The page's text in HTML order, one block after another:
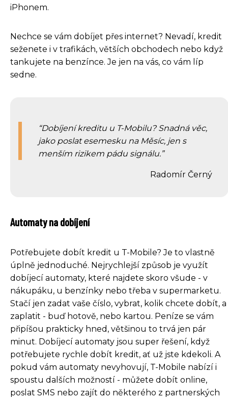
iPhonem.
Nechce se vám dobíjet přes internet? Nevadí, kredit
seženete i v trafikách, větších obchodech nebo když
tankujete na benzínce. Je jen na vás, co vám líp
sedne.
Dobíjení kreditu u T-Mobilu? Snadná věc,
jako poslat esemesku na Měsíc, jen s
menším rizikem pádu signálu.
Radomír Černý
Automaty na dobíjení
Potřebujete dobít kredit u T-Mobile? Je to vlastně
úplně jednoduché. Nejrychlejší způsob je využít
dobíjecí automaty, které najdete skoro všude - v
nákupáku, u benzínky nebo třeba v supermarketu.
Stačí jen zadat vaše číslo, vybrat, kolik chcete dobít, a
zaplatit - buď hotově, nebo kartou. Peníze se vám
připíšou prakticky hned, většinou to trvá jen pár
minut. Dobíjecí automaty jsou super řešení, když
potřebujete rychle dobít kredit, ať už jste kdekoli. A
pokud vám automaty nevyhovují, T-Mobile nabízí i
spoustu dalších možností - můžete dobít online,
poslat SMS nebo zajít do některého z partnerských